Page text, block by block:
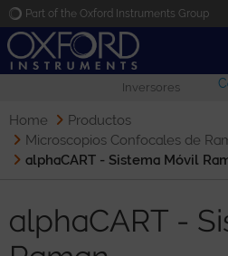
Part of the Oxford Instruments Group
Inversores
Home
Productos
Microscopios Confocales de
alphaCART - Sistema Móvil
alphaCART -